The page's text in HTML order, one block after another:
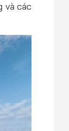
và các